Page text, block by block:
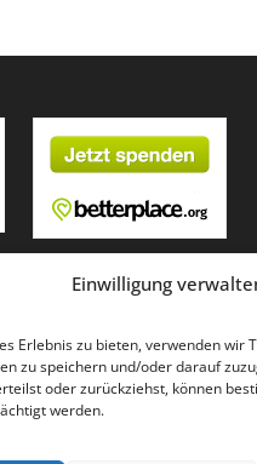
Einwilligung
Erlebnis zu bieten, verwenden wir
zu speichern und/oder darauf
oder zurückziehst, können
werden.